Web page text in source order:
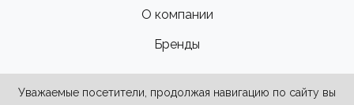
О компании
Бренды
Уважаемые посетители, продолжая навигацию по сайту вы